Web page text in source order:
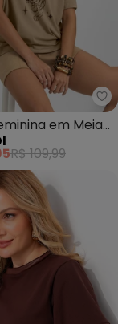
em Viscose
em Meia
R$ 109,99